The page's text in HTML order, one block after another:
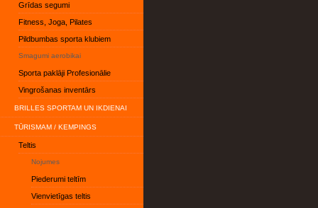
Grīdas segumi
Fitness, Joga, Pilates
Pildbumbas sporta klubiem
Smagumi aerobikai
Sporta paklāji Profesionālie
Vingrošanas inventārs
BRILLES SPORTAM UN IKDIENAI
TŪRISMAM / KEMPINGS
Teltis
Nojumes
Piederumi teltīm
Vienvietīgas teltis